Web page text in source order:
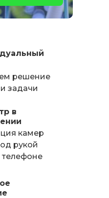
решение
задачи
в
камер
рукой